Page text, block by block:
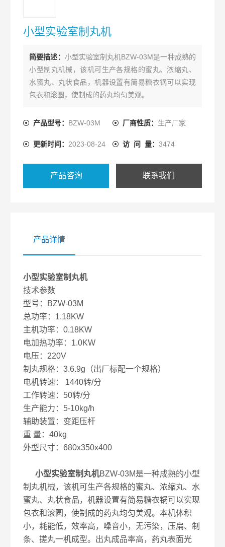
小型实验室制丸机
简要描述： 小型实验室制丸机BZW-03M是一种成熟的
小型制丸机械，该机可生产各规格的蜜丸、浓缩丸、
水蜜丸、丸状食品，机器设置有简易糖衣锅可以实现
包衣和滚圆，使制成的药丸均匀美观。
产品型号： BZW-03M 厂商性质： 生产厂家
更新时间： 2023-08-24 访 问 量： 3474
产品咨询 联系我们
产品详情
小型实验室制丸机
技术参数
型号：BZW-03M
总功率：1.18KW
主机功率：0.18KW
电加热功率：1.0KW
电压：220V
制丸规格：3.6.9g（出厂标配一个规格）
电机转速： 1440转/分
工作转速：50转/分
生产能力：5-10kg/h
辅助装置：变距压杆
重 量：40kg
外型尺寸：680x350x400
小型实验室制丸机BZW-03M是一种成熟的小型
制丸机械，该机可生产各规格的蜜丸、浓缩丸、水
蜜丸、丸状食品，机器设置有简易糖衣锅可以实现
包衣和滚圆，使制成的药丸均匀美观。本机体积
小，耗能低，效率高，噪音小，无污染，压扁、制
条、搓丸一机成型。出丸成品率高，药丸表面光